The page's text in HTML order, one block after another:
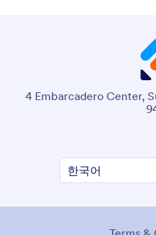
4 Embarcadero Center,